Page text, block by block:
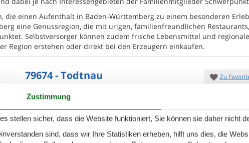
die einen Aufenthalt in Baden-Württemberg zu einem besonderen
eine Genussregion, die mit urigen, familienfreundlichen
Selbstversorger können zudem frische Lebensmittel und
Region erstehen oder direkt bei den Erzeugern einkaufen.
79674 - Todtnau
und wohlfühlen -
komplett neu renovierten und komfortabel,
4 Personen
2 Haustiere
1 Schlafzimmer
1 Badezimmer
Zu
Zustimmung
stellen sicher, dass die Website funktioniert, Sie können sie daher nicht
sind, dass wir Ihre Statistiken erheben, hilft uns dies, die